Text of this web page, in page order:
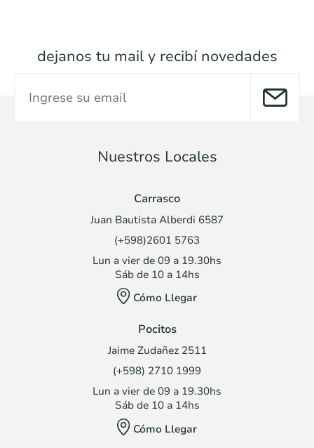
dejanos tu mail y recibí novedades
Nuestros Locales
Carrasco
Juan Bautista Alberdi 6587
(+598)2601 5763
Lun a vier de 09 a 19.30hs
Sáb de 10 a 14hs
Cómo Llegar
Pocitos
Jaime Zudañez 2511
(+598) 2710 1999
Lun a vier de 09 a 19.30hs
Sáb de 10 a 14hs
Cómo Llegar